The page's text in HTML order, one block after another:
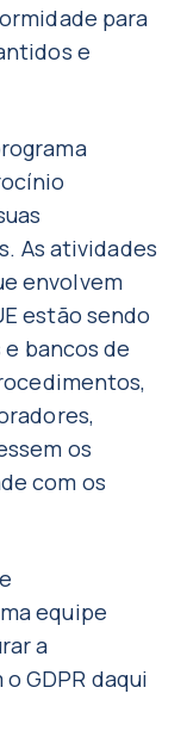
para
e
As atividades
envolvem
estão sendo
bancos de
os
com os
equipe
a
GDPR daqui